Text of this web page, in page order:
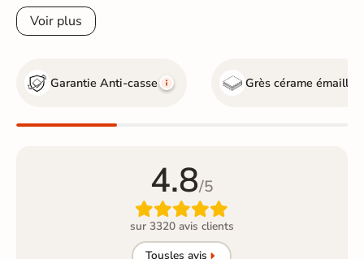
Voir plus
Garantie Anti-casse Grès cérame émaillé
4.8/5

sur 3320 avis clients
Tousles avis